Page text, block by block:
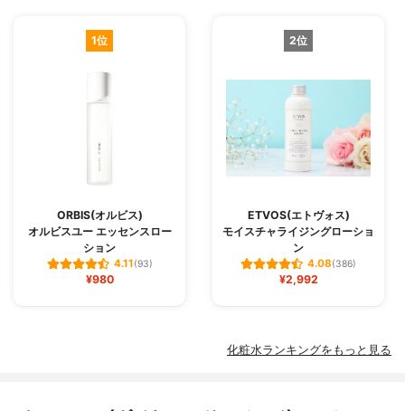
1位
ORBIS(オルビス)
オルビスユー エッセンスロー
ション
4.11(93)
¥980
2位
ETVOS(エトヴォス)
モイスチャライジングローショ
ン
4.08(386)
¥2,992
化粧水ランキングをもっと見る